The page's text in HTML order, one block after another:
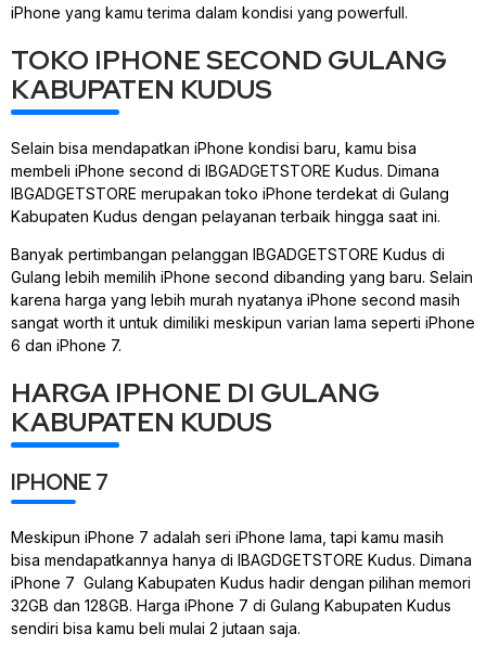
iPhone yang kamu terima dalam kondisi yang powerfull.
TOKO IPHONE SECOND GULANG
KABUPATEN KUDUS
Selain bisa mendapatkan iPhone kondisi baru, kamu bisa
membeli iPhone second di IBGADGETSTORE Kudus. Dimana
IBGADGETSTORE merupakan toko iPhone terdekat di Gulang
Kabupaten Kudus dengan pelayanan terbaik hingga saat ini.
Banyak pertimbangan pelanggan IBGADGETSTORE Kudus di
Gulang lebih memilih iPhone second dibanding yang baru. Selain
karena harga yang lebih murah nyatanya iPhone second masih
sangat worth it untuk dimiliki meskipun varian lama seperti iPhone
6 dan iPhone 7.
HARGA IPHONE DI GULANG
KABUPATEN KUDUS
IPHONE 7
Meskipun iPhone 7 adalah seri iPhone lama, tapi kamu masih
bisa mendapatkannya hanya di IBAGDGETSTORE Kudus. Dimana
iPhone 7 Gulang Kabupaten Kudus hadir dengan pilihan memori
32GB dan 128GB. Harga iPhone 7 di Gulang Kabupaten Kudus
sendiri bisa kamu beli mulai 2 jutaan saja.